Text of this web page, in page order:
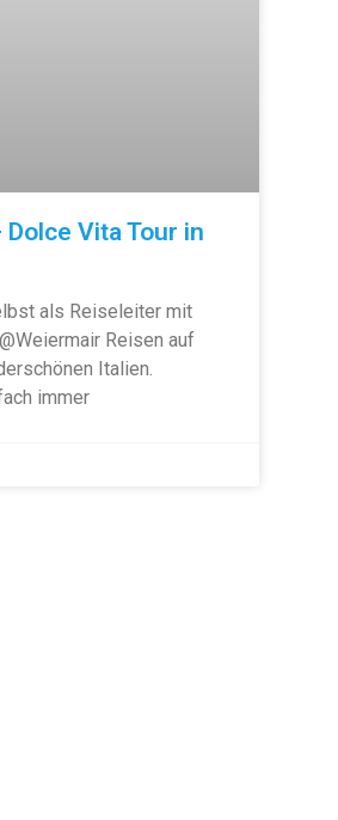
Vita Tour in
als Reiseleiter mit
Reisen auf
Italien.
immer